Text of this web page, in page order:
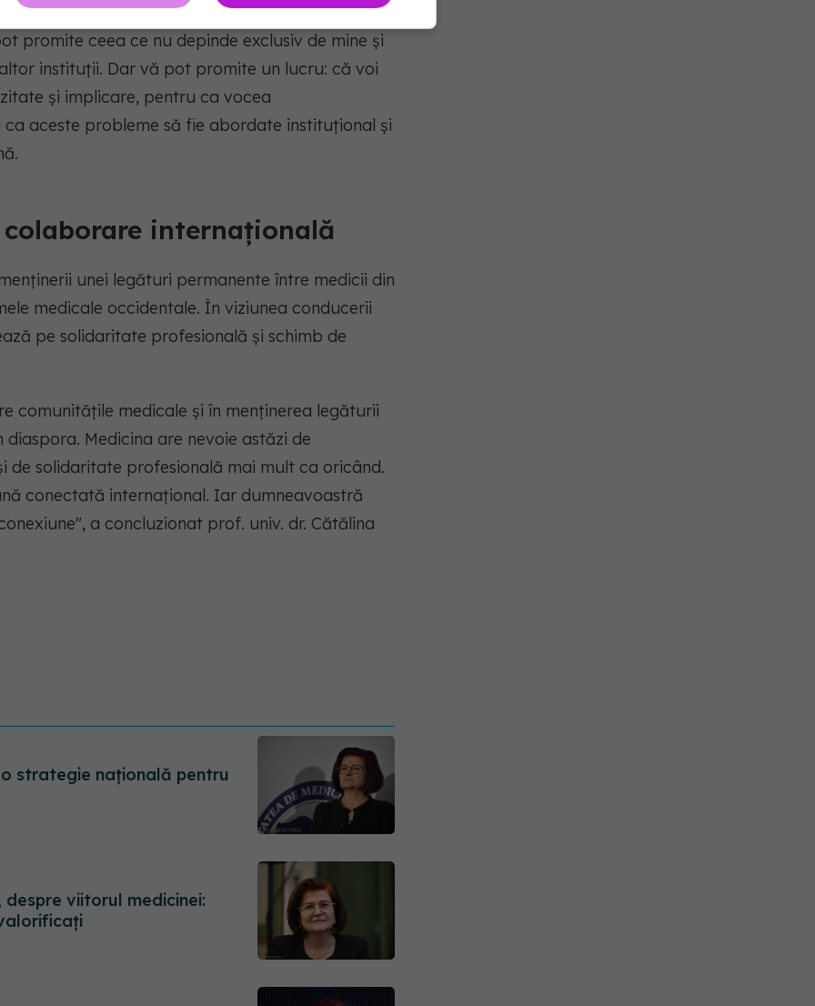
angajez să inițiez pentru a încerca să mișcăm
promite ceea ce nu depinde exclusiv de mine și
instituții. Dar vă pot promite un lucru: că voi
și implicare, pentru ca vocea
aceste probleme să fie abordate instituțional și
internațională
unei legături permanente între medicii din
medicale occidentale. În viziunea conducerii
pe solidaritate profesională și schimb de
comunitățile medicale și în menținerea legăturii
Medicina are nevoie astăzi de
de solidaritate profesională mai mult ca oricând.
conectată internațional. Iar dumneavoastră
a concluzionat prof. univ. dr. Cătălina
strategie națională pentru
despre viitorul medicinei: